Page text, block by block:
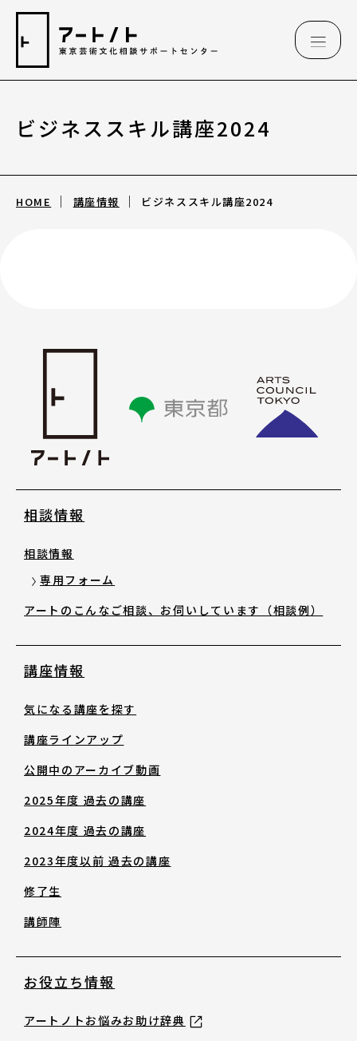
相談情報
相談情報
気になる講座を探す
公開中のアーカイブ動画
2025年度 過去の講座
2023年度以前 過去の講座
修了生
お役立ち情報
アートノトお悩みお助け辞典
アワード・コンテスト情報
ビジネススキル講座2024
HOME 講座情報 ビジネススキル講座2024
相談情報
相談情報
専用フォーム
アートのこんなご相談、お伺いしています（相談例）
講座情報
気になる講座を探す
講座ラインアップ
公開中のアーカイブ動画
2025年度 過去の講座
2024年度 過去の講座
2023年度以前 過去の講座
修了生
講師陣
お役立ち情報
アートノトお悩みお助け辞典